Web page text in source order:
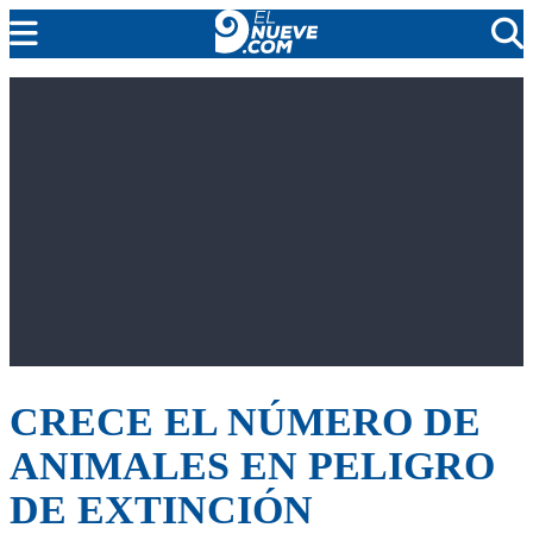
CRECE EL NÚMERO DE
ANIMALES EN PELIGRO
DE EXTINCIÓN